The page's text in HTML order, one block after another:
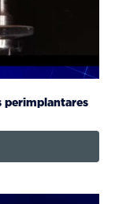
perimplantares